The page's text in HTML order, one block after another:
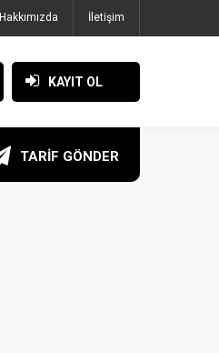
Hakkımızda İletişim
KAYIT OL
TARİF GÖNDER